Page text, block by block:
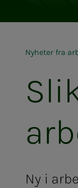
Nyheter fra
Ny i